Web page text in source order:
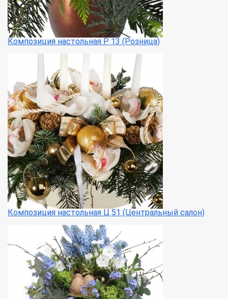
Композиция настольная Р 13 (Розница)
Композиция настольная Ц 51 (Центральный салон)